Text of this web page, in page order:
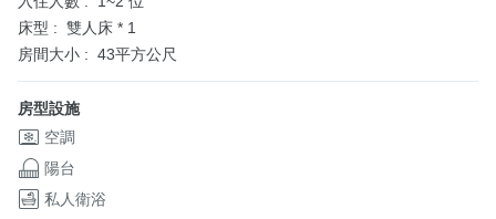
床型 : 雙人床 * 1
房間大小 : 43平方公尺
房型設施
空調
陽台
私人衛浴